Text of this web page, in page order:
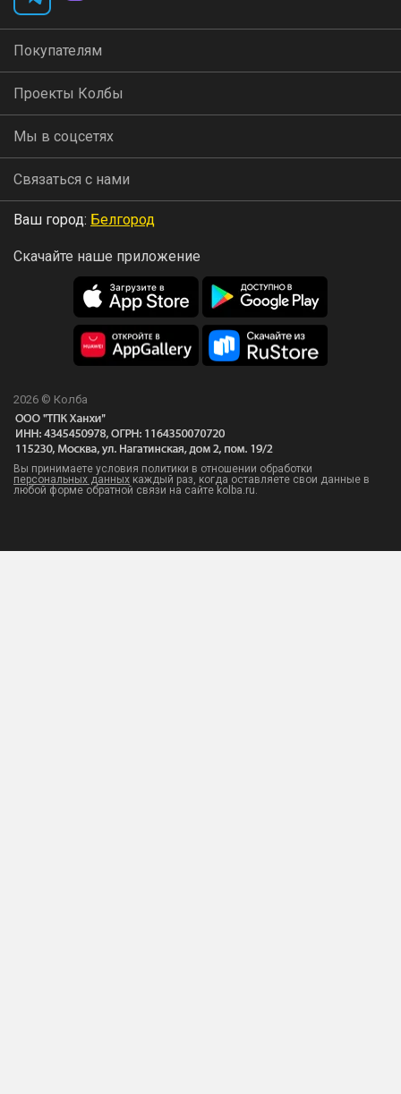
Покупателям
Проекты Колбы
Мы в соцсетях
Связаться с нами
Ваш город: Белгород
Скачайте наше приложение
2026 © Колба
Вы принимаете условия политики в отношении обработки
персональных данных каждый раз, когда оставляете свои данные в
любой форме обратной связи на сайте kolba.ru.